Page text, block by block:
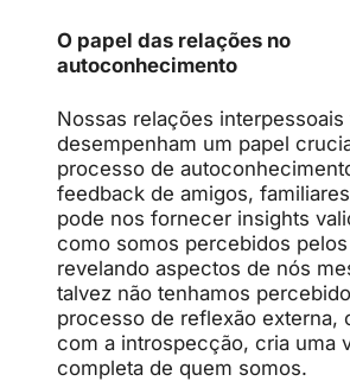
O papel das relações no
autoconhecimento
Nossas relações interpessoais
desempenham um papel
processo de
feedback de amigos,
pode nos fornecer insights
como somos percebidos
revelando aspectos de nós
talvez não tenhamos
processo de reflexão externa,
com a introspecção, cria uma
completa de quem somos.